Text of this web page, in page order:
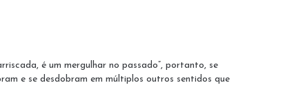
é um mergulhar no passado”, portanto, se
e se desdobram em múltiplos outros sentidos que